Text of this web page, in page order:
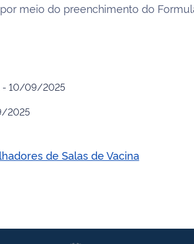
meio do preenchimento do
10/09/2025
2025
de Salas de Vacina